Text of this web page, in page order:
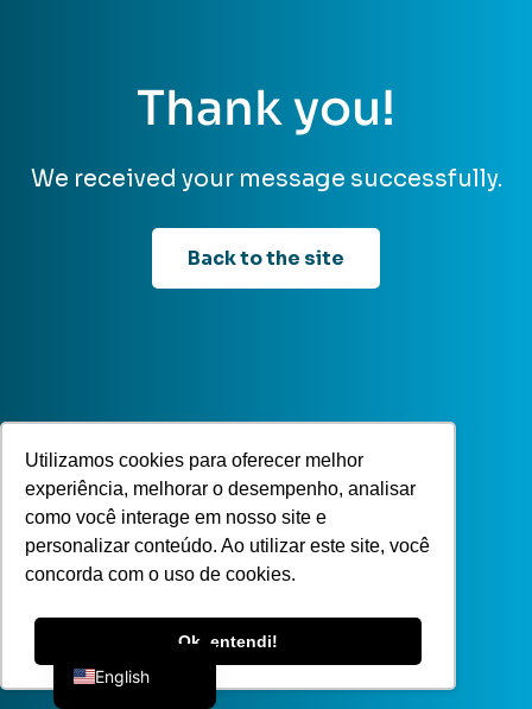
Utilizamos cookies para oferecer melhor
experiência, melhorar o desempenho, analisar
como você interage em nosso site e
personalizar conteúdo. Ao utilizar este site, você
concorda com o uso de cookies.
Ok, entendi!
Thank you!
We received your message successfully.
Back to the site
English
Portuguese